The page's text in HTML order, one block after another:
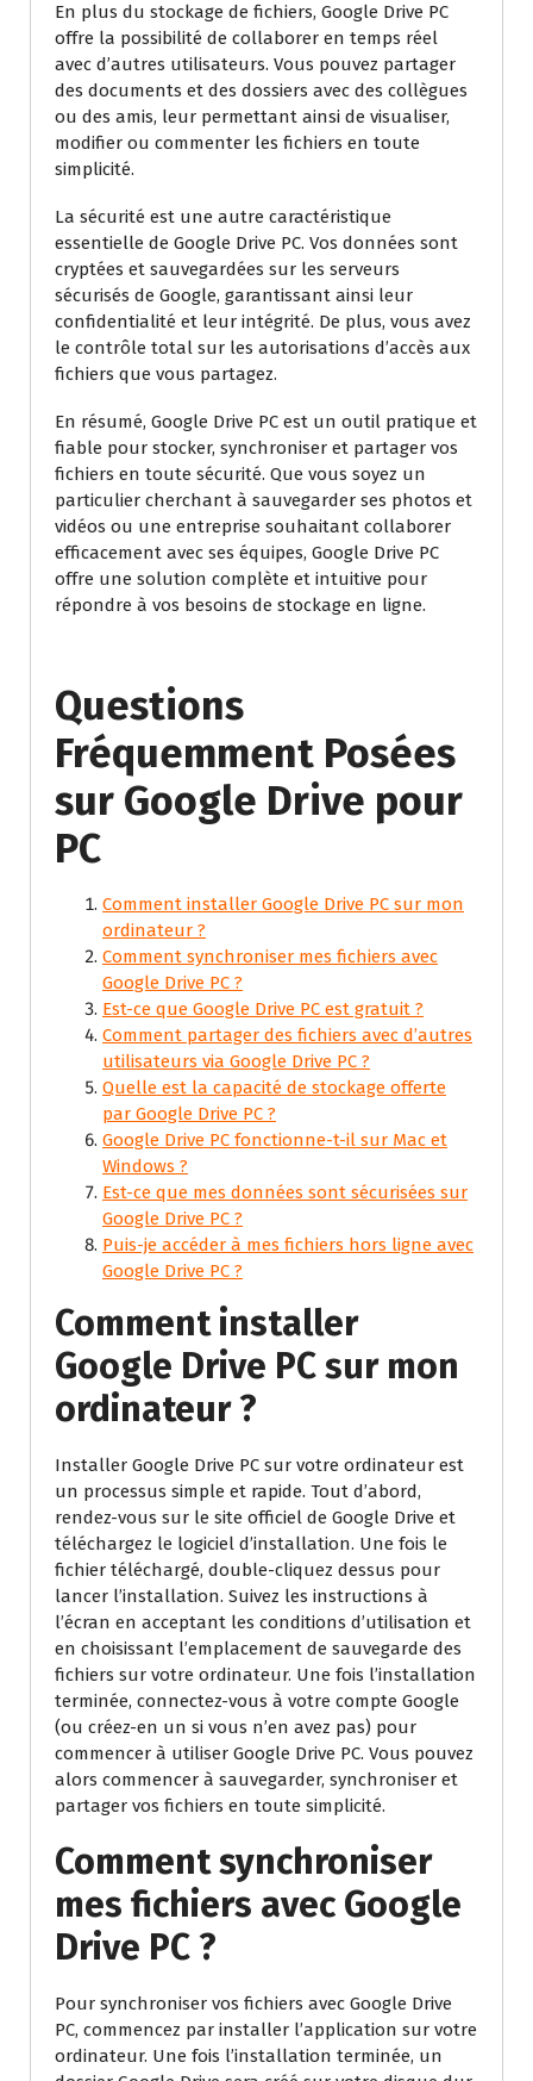
En plus du stockage de fichiers, Google Drive PC
offre la possibilité de collaborer en temps réel
avec d’autres utilisateurs. Vous pouvez partager
des documents et des dossiers avec des collègues
ou des amis, leur permettant ainsi de visualiser,
modifier ou commenter les fichiers en toute
simplicité.
La sécurité est une autre caractéristique
essentielle de Google Drive PC. Vos données sont
cryptées et sauvegardées sur les serveurs
sécurisés de Google, garantissant ainsi leur
confidentialité et leur intégrité. De plus, vous avez
le contrôle total sur les autorisations d’accès aux
fichiers que vous partagez.
En résumé, Google Drive PC est un outil pratique et
fiable pour stocker, synchroniser et partager vos
fichiers en toute sécurité. Que vous soyez un
particulier cherchant à sauvegarder ses photos et
vidéos ou une entreprise souhaitant collaborer
efficacement avec ses équipes, Google Drive PC
offre une solution complète et intuitive pour
répondre à vos besoins de stockage en ligne.
Questions
Fréquemment Posées
sur Google Drive pour
PC
Comment installer Google Drive PC sur mon
ordinateur ?
Comment synchroniser mes fichiers avec
Google Drive PC ?
Est-ce que Google Drive PC est gratuit ?
Comment partager des fichiers avec d’autres
utilisateurs via Google Drive PC ?
Quelle est la capacité de stockage offerte
par Google Drive PC ?
Google Drive PC fonctionne-t-il sur Mac et
Windows ?
Est-ce que mes données sont sécurisées sur
Google Drive PC ?
Puis-je accéder à mes fichiers hors ligne avec
Google Drive PC ?
Comment installer
Google Drive PC sur mon
ordinateur ?
Installer Google Drive PC sur votre ordinateur est
un processus simple et rapide. Tout d’abord,
rendez-vous sur le site officiel de Google Drive et
téléchargez le logiciel d’installation. Une fois le
fichier téléchargé, double-cliquez dessus pour
lancer l’installation. Suivez les instructions à
l’écran en acceptant les conditions d’utilisation et
en choisissant l’emplacement de sauvegarde des
fichiers sur votre ordinateur. Une fois l’installation
terminée, connectez-vous à votre compte Google
(ou créez-en un si vous n’en avez pas) pour
commencer à utiliser Google Drive PC. Vous pouvez
alors commencer à sauvegarder, synchroniser et
partager vos fichiers en toute simplicité.
Comment synchroniser
mes fichiers avec Google
Drive PC ?
Pour synchroniser vos fichiers avec Google Drive
PC, commencez par installer l’application sur votre
ordinateur. Une fois l’installation terminée, un